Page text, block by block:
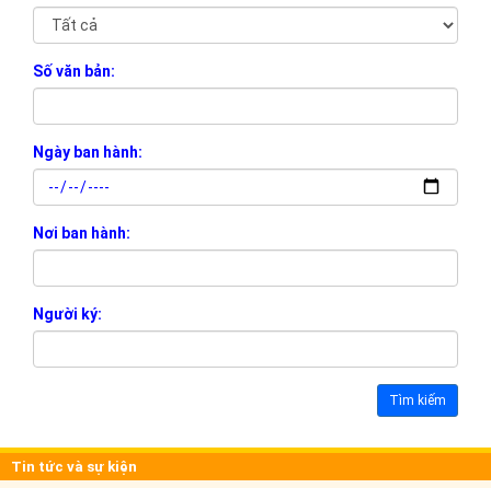
Số văn bản:
Ngày ban hành:
Nơi ban hành:
Người ký:
Tìm kiếm
Tin tức và sự kiện